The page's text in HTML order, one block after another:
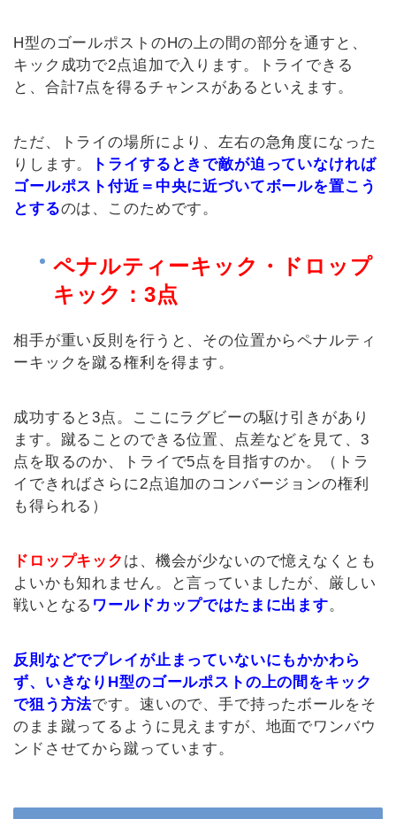
H型のゴールポストのHの上の間の部分を通すと、
キック成功で2点追加で入ります。トライできる
と、合計7点を得るチャンスがあるといえます。
ただ、トライの場所により、左右の急角度になった
りします。
トライするときで敵が迫っていなければ
ゴールポスト付近＝中央に近づいてボールを置こう
とするのは、このためです。
ペナルティーキック・ドロップ
キック：3点
相手が重い反則を行うと、その位置からペナルティ
ーキックを蹴る権利を得ます。
成功すると3点。ここにラグビーの駆け引きがあり
ます。蹴ることのできる位置、点差などを見て、3
点を取るのか、トライで5点を目指すのか。（トラ
イできればさらに2点追加のコンバージョンの権利
も得られる）
ドロップキック は、機会が少ないので憶えなくとも
よいかも知れません。と言っていましたが、厳しい
戦いとなる ワールドカップではたまに出ます。
反則などでプレイが止まっていないにもかかわら
ず、いきなりH型のゴールポストの上の間をキック
で狙う方法です。速いので、手で持ったボールをそ
のまま蹴ってるように見えますが、地面でワンバウ
ンドさせてから蹴っています。